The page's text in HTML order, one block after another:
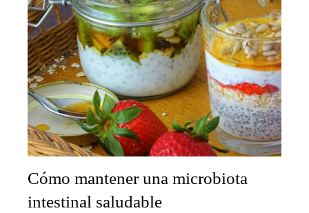
Cómo mantener una microbiota
intestinal saludable